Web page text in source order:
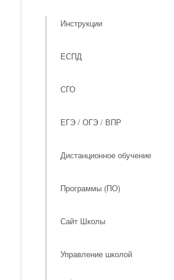
Инструкции
ЕСПД
СГО
ЕГЭ / ОГЭ / ВПР
Дистанционное обучение
Программы (ПО)
Сайт Школы
Управление школой